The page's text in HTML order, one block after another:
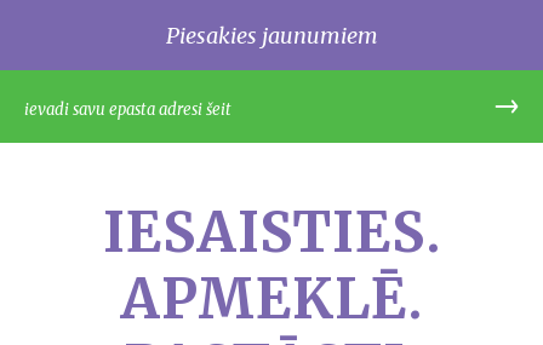
Piesakies jaunumiem
IESAISTIES.
APMEKLĒ.